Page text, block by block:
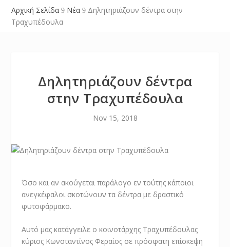
Αρχική Σελίδα 9 Νέα 9 Δηλητηριάζουν δέντρα στην
Τραχυπέδουλα
Δηλητηριάζουν δέντρα
στην Τραχυπέδουλα
Nov 15, 2018
Όσο και αν ακούγεται παράλογο εν τούτης κάποιοι
ανεγκέφαλοι σκοτώνουν τα δέντρα με δραστικό
φυτοφάρμακο.
Αυτό μας κατάγγειλε ο κοινοτάρχης Τραχυπέδουλας
κύριος Κωνσταντίνος Φεραίος σε πρόσφατη επίσκεψη